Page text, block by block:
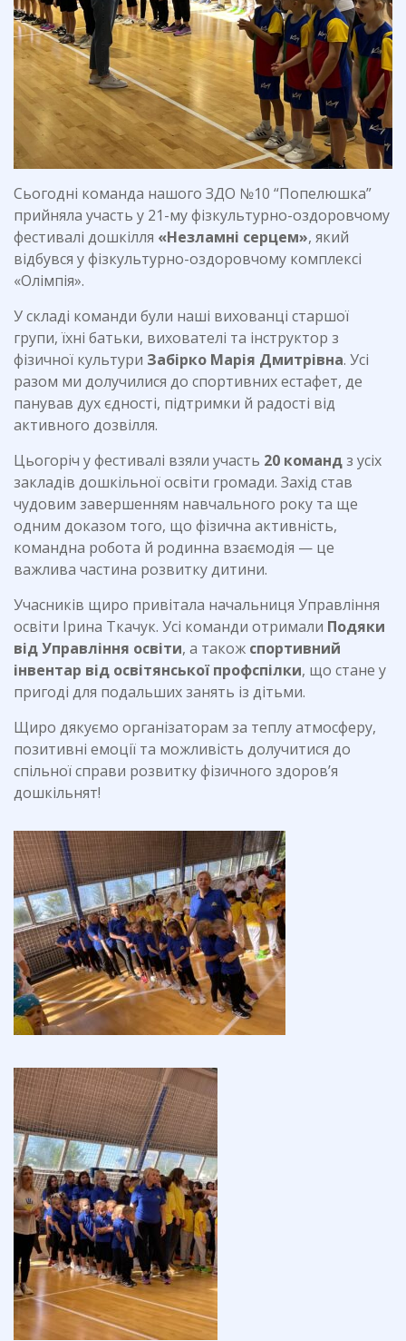
Сьогодні команда нашого ЗДО №10 “Попелюшка”
прийняла участь у 21-му фізкультурно-оздоровчому
фестивалі дошкілля «Незламні серцем», який
відбувся у фізкультурно-оздоровчому комплексі
«Олімпія».
У складі команди були наші вихованці старшої
групи, їхні батьки, вихователі та інструктор з
фізичної культури Забірко Марія Дмитрівна. Усі
разом ми долучилися до спортивних естафет, де
панував дух єдності, підтримки й радості від
активного дозвілля.
Цьогоріч у фестивалі взяли участь 20 командз усіх
закладів дошкільної освіти громади. Захід став
чудовим завершенням навчального року та ще
одним доказом того, що фізична активність,
командна робота й родинна взаємодія — це
важлива частина розвитку дитини.
Учасників щиро привітала начальниця Управління
освіти Ірина Ткачук. Усі команди отримали Подяки
від Управління освіти, а також спортивний
інвентар від освітянської профспілки, що стане у
пригоді для подальших занять із дітьми.
Щиро дякуємо організаторам за теплу атмосферу,
позитивні емоції та можливість долучитися до
спільної справи розвитку фізичного здоров’я
дошкільнят!